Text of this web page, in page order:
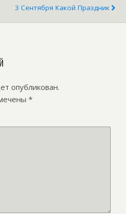
3 Сентября Какой Праздник
опубликован.
*